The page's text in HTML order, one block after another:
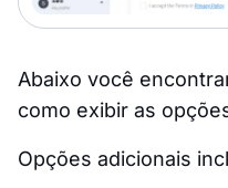
Abaixo você
como exibir as
Opções adicionais